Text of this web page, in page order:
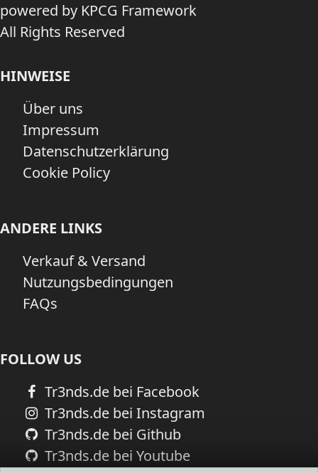
powered by KPCG Framework
All Rights Reserved
HINWEISE
Über uns
Impressum
Datenschutzerklärung
Cookie Policy
ANDERE LINKS
Verkauf & Versand
Nutzungsbedingungen
FAQs
FOLLOW US
Tr3nds.de bei Facebook
Tr3nds.de bei Instagram
Tr3nds.de bei Github
Tr3nds.de bei Youtube